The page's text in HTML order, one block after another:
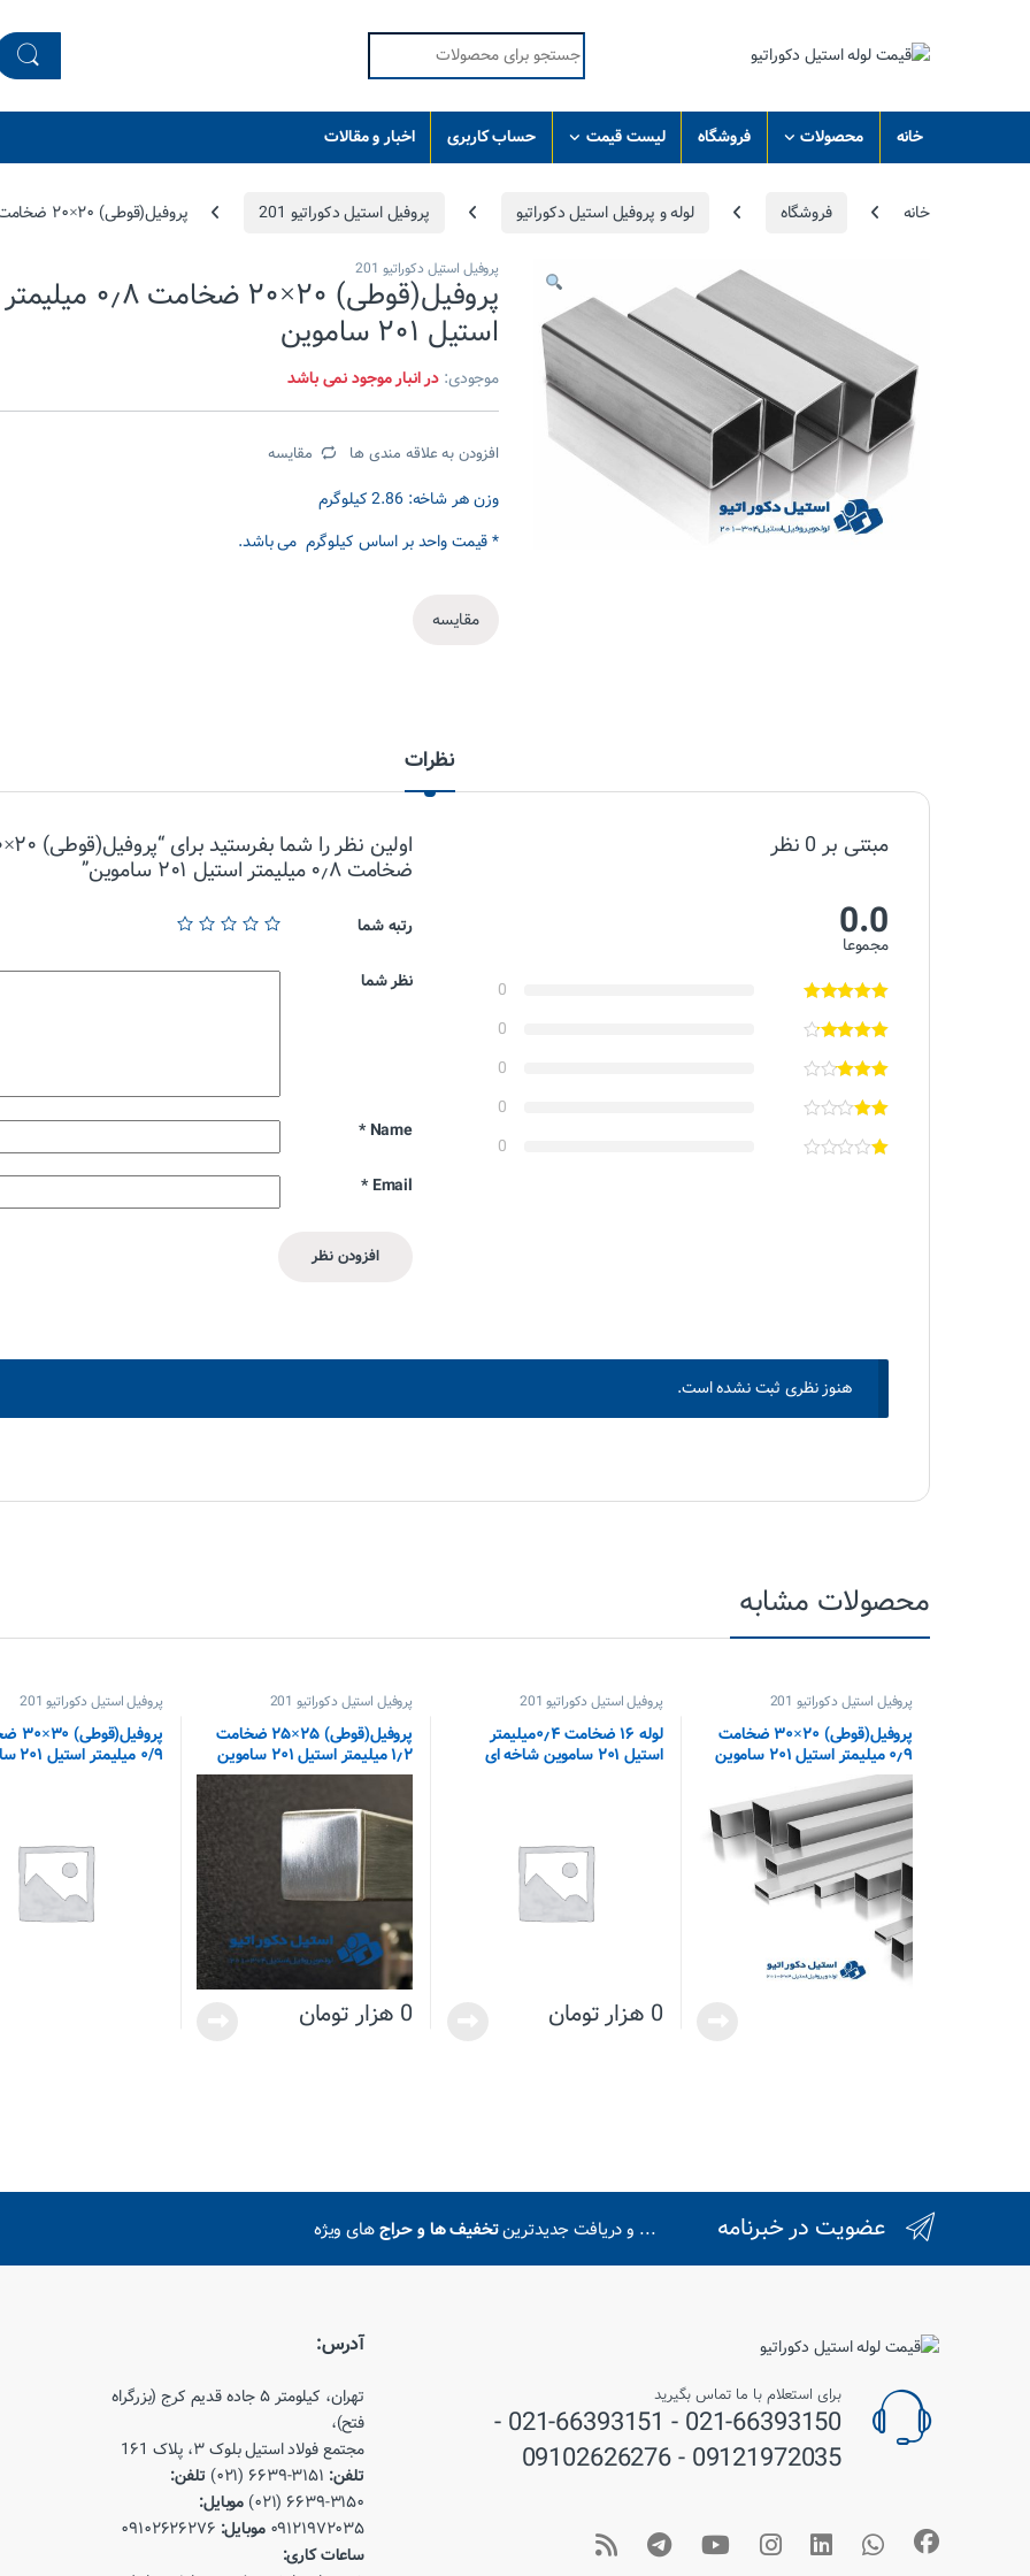
Search for:
خانه محصولات فروشگاه لیست قیمت حساب کاربری اخبار و مقالات
خانه فروشگاه لوله و پروفیل استیل دکوراتیو پروفیل استیل دکوراتیو 201 پروفیل(قوطی) ۲۰×۲۰ ضخامت ۰٫۸ میلیمتر استیل ۲۰۱ ساموین
پروفیل استیل دکوراتیو 201
پروفیل(قوطی) ۲۰×۲۰ ضخامت ۰٫۸ میلیمتر
استیل ۲۰۱ ساموین
موجودی: در انبار موجود نمی باشد
افزودن به علاقه مندی ها مقایسه
وزن هر شاخه: 2.86 کیلوگرم
* قیمت واحد بر اساس کیلوگرم می باشد.
مقایسه
نظرات
مبتنی بر 0 نظر
0.0
مجموعا
0
0
0
0
0
ضخامت ۰٫۸ میلیمتر استیل ۲۰۱ ساموین”
رتبه شما
نظر شما
Name
*
Email
*
هنوز نظری ثبت نشده است.
محصولات مشابه
پروفیل استیل دکوراتیو 201
پروفیل(قوطی) ۲۰×۳۰ ضخامت
۰٫۹ میلیمتر استیل ۲۰۱ ساموین
پروفیل استیل دکوراتیو 201
لوله ۱۶ ضخامت ۰٫۴میلیمتر
استیل ۲۰۱ ساموین شاخه ای
0 هزار تومان
پروفیل استیل دکوراتیو 201
پروفیل(قوطی) ۲۵×۲۵ ضخامت
۱٫۲ میلیمتر استیل ۲۰۱ ساموین
0 هزار تومان
پروفیل استیل دکوراتیو 201
۰/۹ میلیمتر استیل ۲۰۱ ساموین
عضویت در خبرنامه ... و دریافت جدیدترینتخفیف ها و حراجهای ویژه
برای استعلام با ما تماس بگیرید
021-66393150 - 021-66393151 -
09121972035 - 09102626276
آدرس:
تهران، کیلومتر ۵ جاده قدیم کرج (بزرگراه
فتح)،
مجتمع فولاد استیل بلوک ۳، پلاک 1۶1
تلفن: ۳۱۵۱-۶۶۳۹ (۰۲۱)
تلفن:
۳۱۵۰-۶۶۳۹ (۰۲۱)
موبایل:
۰۹۱۲۱۹۷۲۰۳۵ موبایل: ۰۹۱۰۲۶۲۶۲۷۶
ساعات کاری: